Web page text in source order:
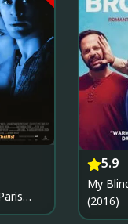
คนหอน
5.9
My
(2016)